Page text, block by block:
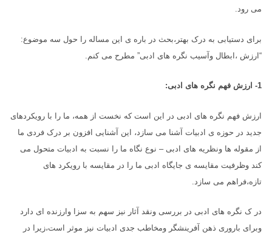
می رود.
برای دستیابی به درک بهتر،بحث در باره ی این مساله را حول سه موضوع:
“ارزش ،ابطال وآسیب نگره های ادبی” مطرح می کنم.
1- ارزش فهم نگره های ادبی:
ارزش فهم نگره های ادبی در این است که نخست از همه، ما را با رویکردهای
جدید در حوزه ی ادبیات آشنا می سازد، این آشنایی افزون بر درک فردی ما
از مقوله ها ونظریه های ادبی – نوع نگاه ما را نسبت به ادبیات متحول می
کند وظرفیت مقایسه ی جایگاه ادبی ما را در مقایسه با رویکرد های
تازه،فراهم می سازد.
در ک نگره های ادبی در بررسی ونقد آثار نیز سهم به سزا وارزنده ای دارد
وبرای باروری ذهن آفرینشگر ومخاطب جدی ادبیات نیز موثر است،زیرا در